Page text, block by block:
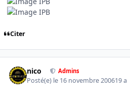
Citer
nico Admins
Posté(e) le 16 novembre 200619 a